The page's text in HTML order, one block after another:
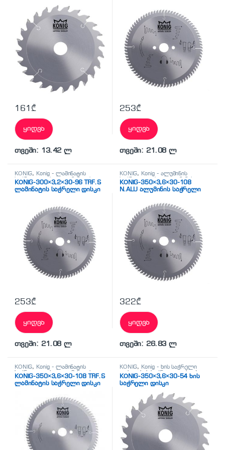
161 ₾
ყიდვა
თვეში: 13.42 ლ
253₾
ყიდვა
თვეში: 21.08 ლ
KÖNİG, Konig - ლამინატის
საჭრელი დისკი, ლამინატის
საჭრელი დისკები
KÖNİG-300×3,2×30-96 TRF.S
ლამინატის საჭრელი დისკი
253₾
ყიდვა
თვეში: 21.08 ლ
KÖNİG, Konig - ალუმინის
საჭრელი დისკი, ალუმინის
საჭრელი დისკები
KÖNİG-350×3,6×30-108
N.ALU ალუმინის საჭრელი
322₾
ყიდვა
თვეში: 26.83 ლ
KÖNİG, Konig - ლამინატის
საჭრელი დისკი,
ლამინატის
საჭრელი დისკები
KÖNİG-350×3,6×30-108 TRF.S
ლამინატის საჭრელი დისკი
KÖNİG, Konig - ხის საჭრელი
დისკი,ხის საჭრელი დისკები
KÖNİG-350×3,6×30-54 ხის
საჭრელი დისკი